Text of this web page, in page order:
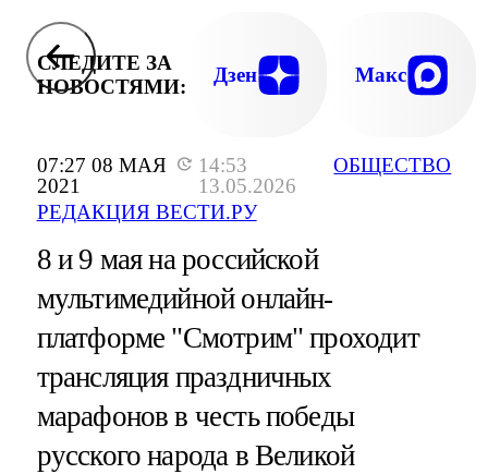
07:27 08 МАЯ
2021
14:53
13.05.2026
РЕДАКЦИЯ ВЕСТИ.РУ
ОБЩЕСТВО
СЛЕДИТЕ ЗА
НОВОСТЯМИ:
Дзен Макс
8 и 9 мая на российской
мультимедийной онлайн-
платформе "Смотрим" проходит
трансляция праздничных
марафонов в честь победы
русского народа в Великой